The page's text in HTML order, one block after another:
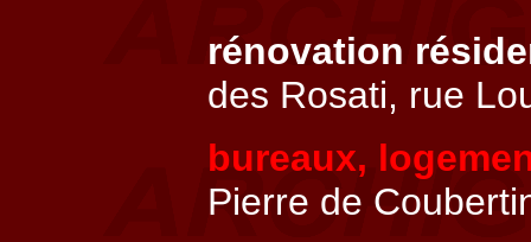
rénovation
des Rosati, rue
bureaux,
Pierre de